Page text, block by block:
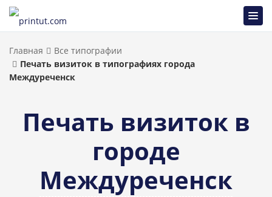
Главная
Все типографии
Печать визиток в типографиях города
Междуреченск
Печать визиток в
городе
Междуреченск